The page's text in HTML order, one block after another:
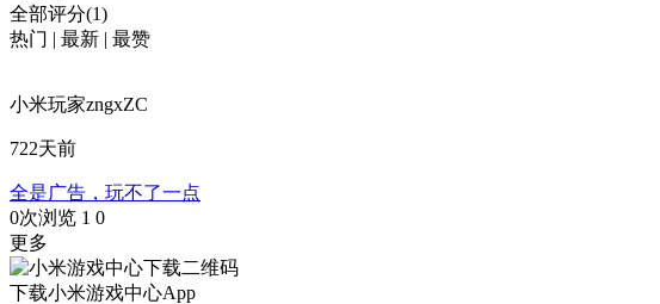
全部评分(1)
热门 | 最新 | 最赞
小米玩家zngxZC
722天前
全是广告，玩不了一点
0次浏览 1 0
更多
下载小米游戏中心App